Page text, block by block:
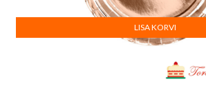
LISA KORVI